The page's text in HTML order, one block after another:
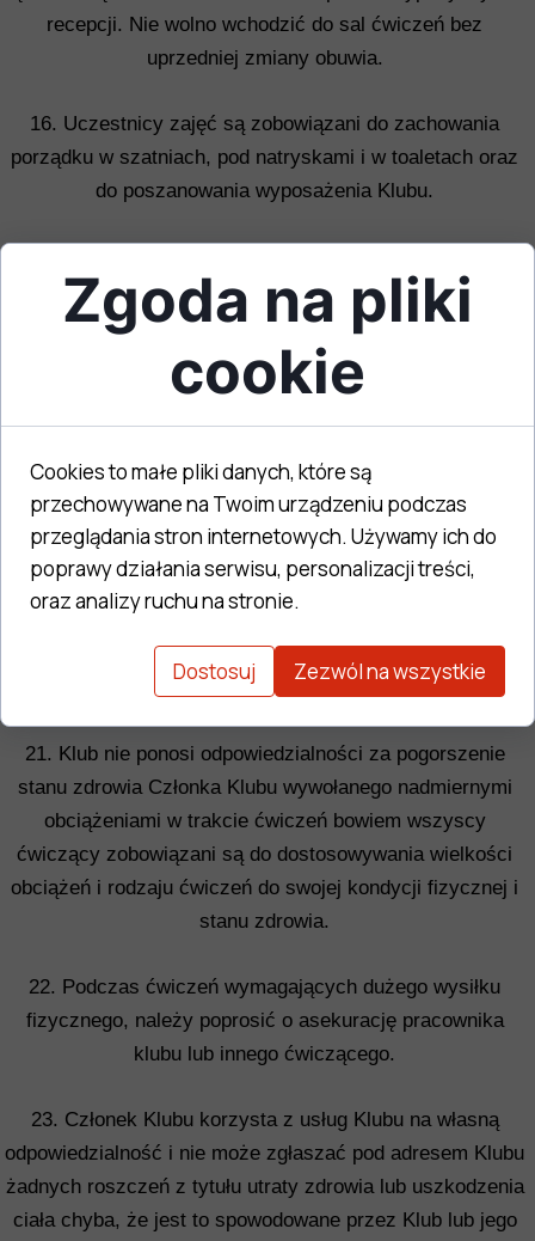
recepcji. Nie wolno wchodzić do sal ćwiczeń bez
uprzedniej zmiany obuwia.
16. Uczestnicy zajęć są zobowiązani do zachowania
porządku w szatniach, pod natryskami i w toaletach oraz
do poszanowania wyposażenia Klubu.
stanowiska w należytym porządku.
18. Każdy jest zobowiązany do używania ręcznika
podczas ćwiczeń. Nie należy siadać i kłaść się
bezpośrednio na przyrządach do ćwiczeń.
19. Do sterowania sprzętem AV, klimatyzacją itp.
uprawnieni są jedynie pracownicy Klubu.
20. Za szkody materialne powstałe podczas ćwiczeń
wynikające z nieprawidłowego użytkowania sprzętu czy
niezachowania odpowiedniej ostrożności odpowiada
ćwiczący.
21. Klub nie ponosi odpowiedzialności za pogorszenie
stanu zdrowia Członka Klubu wywołanego nadmiernymi
obciążeniami w trakcie ćwiczeń bowiem wszyscy
ćwiczący zobowiązani są do dostosowywania wielkości
obciążeń i rodzaju ćwiczeń do swojej kondycji fizycznej i
stanu zdrowia.
22. Podczas ćwiczeń wymagających dużego wysiłku
fizycznego, należy poprosić o asekurację pracownika
klubu lub innego ćwiczącego.
23. Członek Klubu korzysta z usług Klubu na własną
odpowiedzialność i nie może zgłaszać pod adresem Klubu
żadnych roszczeń z tytułu utraty zdrowia lub uszkodzenia
ciała chyba, że jest to spowodowane przez Klub lub jego
Zgoda na pliki
cookie
Cookies to małe pliki danych, które są
przechowywane na Twoim urządzeniu podczas
przeglądania stron internetowych. Używamy ich do
poprawy działania serwisu, personalizacji treści,
oraz analizy ruchu na stronie.
Dostosuj Zezwól na wszystkie